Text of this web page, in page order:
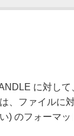
に対し
、ファイルに
) のフォーマ